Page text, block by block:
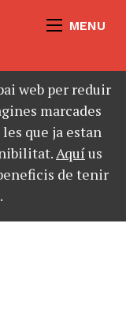
MENU
web per reduir
marcades
que ja estan
Aquíus
de tenir